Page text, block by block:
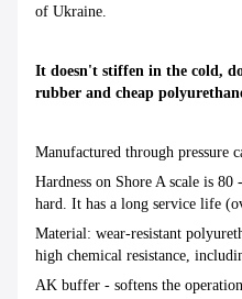
of Ukraine.
It doesn't stiffen in the cold,
rubber and cheap
Manufactured through pressure
Hardness on Shore A scale is
hard. It has a long service life
Material: wear-resistant
high chemical resistance,
AK buffer - softens the